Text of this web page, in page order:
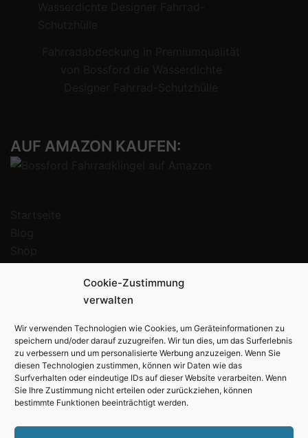
Cookie-Zustimmung
verwalten
Wir verwenden Technologien wie Cookies, um Geräteinformationen zu
speichern und/oder darauf zuzugreifen. Wir tun dies, um das Surferlebnis
zu verbessern und um personalisierte Werbung anzuzeigen. Wenn Sie
diesen Technologien zustimmen, können wir Daten wie das
Surfverhalten oder eindeutige IDs auf dieser Website verarbeiten. Wenn
Sie Ihre Zustimmung nicht erteilen oder zurückziehen, können
bestimmte Funktionen beeinträchtigt werden.
AUF AMAZON KAUFEN:
Impressum
Datenschutz
AGB
Rückgabe- und Erstattungsrichtlinien
Datenschutz